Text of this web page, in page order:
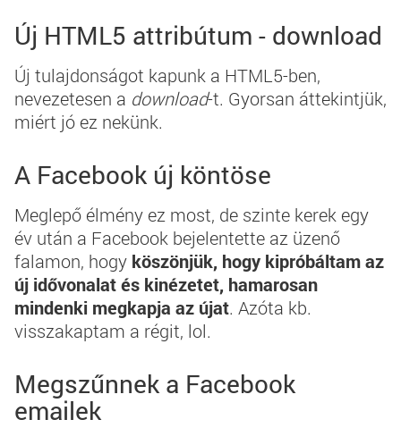
Új HTML5 attribútum - download
Új tulajdonságot kapunk a HTML5-ben,
nevezetesen a download-t. Gyorsan áttekintjük,
miért jó ez nekünk.
A Facebook új köntöse
Meglepő élmény ez most, de szinte kerek egy
év után a Facebook bejelentette az üzenő
falamon, hogy köszönjük, hogy kipróbáltam az
új idővonalat és kinézetet, hamarosan
mindenki megkapja az újat. Azóta kb.
visszakaptam a régit, lol.
Megszűnnek a Facebook
emailek